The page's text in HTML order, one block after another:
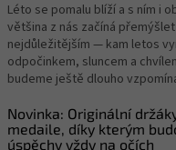
Léto se pomalu blíží a s ním i
většina z nás začíná
nejdůležitějším — kam letos
odpočinkem, sluncem a
budeme ještě dlouho
Novinka: Originální
medaile, díky kterým
úspěchy vždy na očích